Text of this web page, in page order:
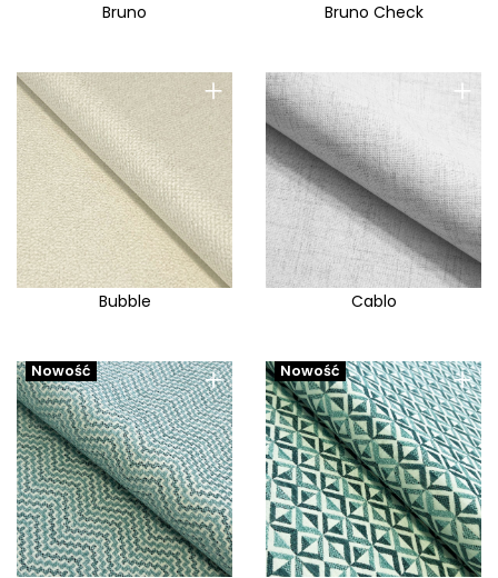
Bruno Bruno Check
+
Bubble
+
Cablo
+
Nowość +
Nowość